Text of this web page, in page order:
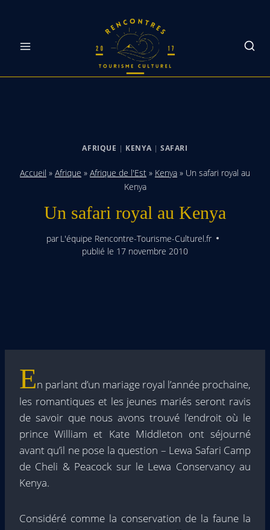
AFRIQUE | KENYA |SAFARI
Accueil » Afrique » Afrique de l'Est » Kenya » Un safari royal au
Kenya
Un safari royal au Kenya
par L'équipe Rencontre-Tourisme-Culturel.fr
publié le 17 novembre 2010
En parlant d’un mariage royal l’année prochaine,
les romantiques et les jeunes mariés seront ravis
de savoir que nous avons trouvé l’endroit où le
prince William et Kate Middleton ont séjourné
avant qu’il ne pose la question – Lewa Safari Camp
de Cheli & Peacock sur le Lewa Conservancy au
Kenya.
Considéré comme la conservation de la faune la